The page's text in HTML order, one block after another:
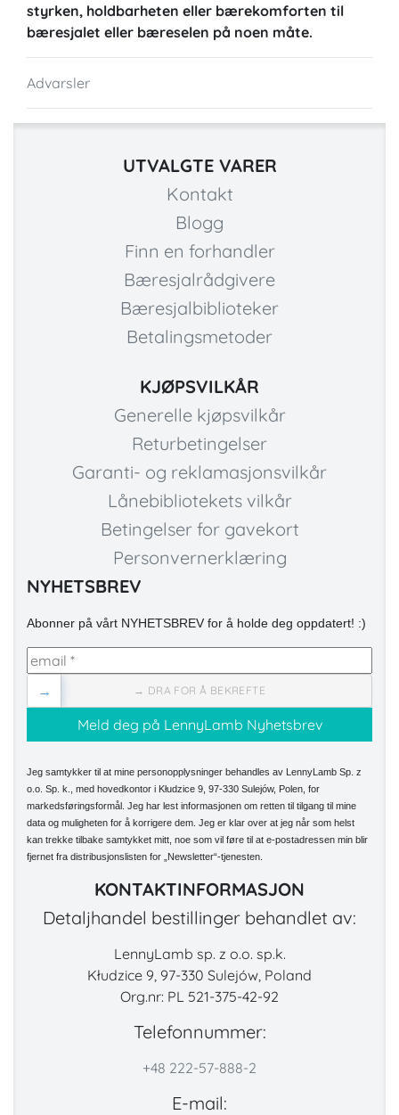
styrken, holdbarheten eller bærekomforten til
bæresjalet eller bæreselen på noen måte.
Advarsler
UTVALGTE VARER
Kontakt
Blogg
Finn en forhandler
Bæresjalrådgivere
Bæresjalbiblioteker
Betalingsmetoder
KJØPSVILKÅR
Generelle kjøpsvilkår
Returbetingelser
Garanti- og reklamasjonsvilkår
Lånebibliotekets vilkår
Betingelser for gavekort
Personvernerklæring
NYHETSBREV
Abonner på vårt NYHETSBREV for å holde deg oppdatert! :)
→ DRA FOR Å BEKREFTE
→
Jeg samtykker til at mine personopplysninger behandles av LennyLamb Sp. z
o.o. Sp. k., med hovedkontor i Kłudzice 9, 97-330 Sulejów, Polen, for
markedsføringsformål. Jeg har lest informasjonen om retten til tilgang til mine
data og muligheten for å korrigere dem. Jeg er klar over at jeg når som helst
kan trekke tilbake samtykket mitt, noe som vil føre til at e-postadressen min blir
fjernet fra distribusjonslisten for „Newsletter“-tjenesten.
KONTAKTINFORMASJON
Detaljhandel bestillinger behandlet av:
LennyLamb sp. z o.o. sp.k.
Kłudzice 9, 97-330 Sulejów, Poland
Org.nr: PL 521-375-42-92
Telefonnummer:
+48 222-57-888-2
E-mail: